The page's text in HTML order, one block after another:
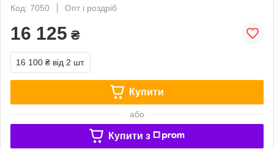
Код: 7050
Опт і роздріб
16 125 ₴
16 100 ₴ від 2 шт.
Купити
або
Купити з